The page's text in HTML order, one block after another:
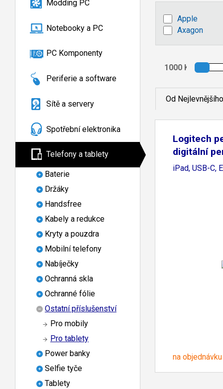
Modding PC
Notebooky a PC
PC Komponenty
Periferie a software
Sítě a servery
Spotřební elektronika
Telefony a tablety
Baterie
Držáky
Handsfree
Kabely a redukce
Kryty a pouzdra
Mobilní telefony
Nabíječky
Ochranná skla
Ochranné fólie
Ostatní příslušenství
Pro mobily
Pro tablety
Power banky
Selfie tyče
Tablety
Apple
Axagon
Od Nejlevnějšího
Logitech
digitální
iPad, USB-C,
na objednávku